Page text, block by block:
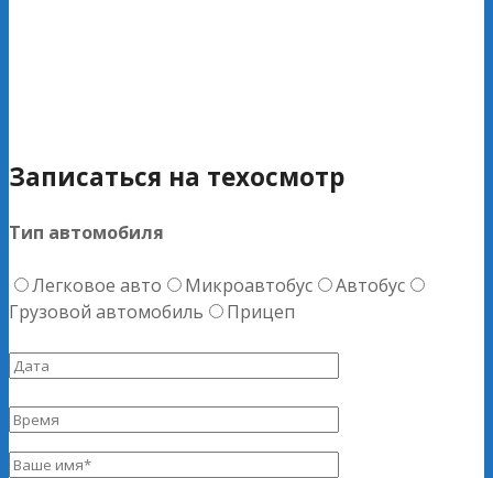
Записаться на техосмотр
Тип автомобиля
Легковое авто Микроавтобус
Автобус
Грузовой автомобиль
Прицеп